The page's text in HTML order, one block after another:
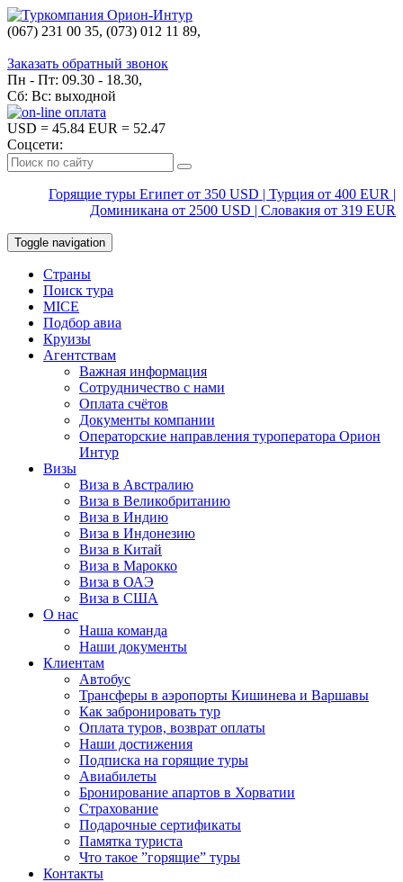
(067) 231 00 35, (073) 012 11 89,
Заказать обратный звонок
Пн - Пт: 09.30 - 18.30,
Сб: Вс: выходной
USD = 45.84 EUR = 52.47
Соцсети:
Горящие туры Египет от 350 USD | Турция от 400 EUR |
Доминикана от 2500 USD | Словакия от 319 EUR
Toggle navigation
Страны
Поиск тура
MICE
Подбор авиа
Круизы
Агентствам
Важная информация
Сотрудничество с нами
Оплата счётов
Документы компании
Операторские направления туроператора Орион
Интур
Визы
Виза в Австралию
Виза в Великобританию
Виза в Индию
Виза в Индонезию
Виза в Китай
Виза в Марокко
Виза в ОАЭ
Виза в США
О нас
Наша команда
Наши документы
Клиентам
Автобус
Трансферы в аэропорты Кишинева и Варшавы
Как забронировать тур
Оплата туров, возврат оплаты
Наши достижения
Подписка на горящие туры
Авиабилеты
Бронирование апартов в Хорватии
Страхование
Подарочные сертификаты
Памятка туриста
Что такое ”горящие” туры
Контакты